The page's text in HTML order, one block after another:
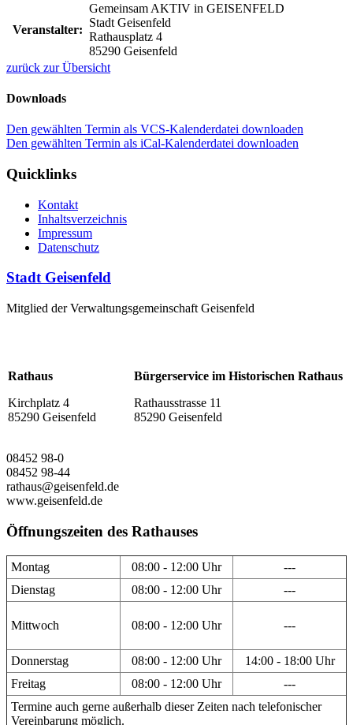
Veranstalter:
Gemeinsam AKTIV in GEISENFELD
Stadt Geisenfeld
Rathausplatz 4
85290 Geisenfeld
zurück zur Übersicht
Downloads
Den gewählten Termin als VCS-Kalenderdatei downloaden
Den gewählten Termin als iCal-Kalenderdatei downloaden
Quicklinks
Kontakt
Inhaltsverzeichnis
Impressum
Datenschutz
Stadt Geisenfeld
Mitglied der Verwaltungsgemeinschaft Geisenfeld
Rathaus
Kirchplatz 4
85290 Geisenfeld
Bürgerservice im Historischen Rathaus
Rathausstrasse 11
85290 Geisenfeld
08452 98-0
08452 98-44
rathaus@geisenfeld.de
www.geisenfeld.de
Öffnungszeiten des Rathauses
Montag 08:00 - 12:00 Uhr
---
Dienstag
08:00 - 12:00 Uhr ---
Mittwoch 08:00 - 12:00 Uhr ---
Donnerstag 08:00 - 12:00 Uhr
14:00 - 18:00 Uhr
Freitag
08:00 - 12:00 Uhr
---
Termine auch gerne außerhalb dieser Zeiten nach telefonischer
Vereinbarung möglich.